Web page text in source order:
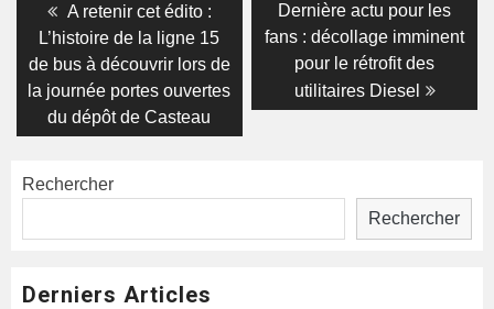
Navigation
de
l’article
Previous
post:
A retenir cet édito :
L’histoire de la ligne 15
de bus à découvrir lors de
la journée portes ouvertes
du dépôt de Casteau
Next
post:
Dernière actu pour les
fans : décollage imminent
pour le rétrofit des
utilitaires Diesel
Rechercher
Rechercher
Derniers Articles